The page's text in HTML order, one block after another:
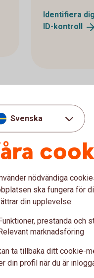
Identifiera
ID-kontroll
kontaktar dig
godkänner
du identifierar dig för
en betalning eller ett
Ta
Svenska
nödvändiga
ska fungera för
din upplevelse:
prestanda och
marknadsföring
ta tillbaka ditt cookie-
din profil när du är